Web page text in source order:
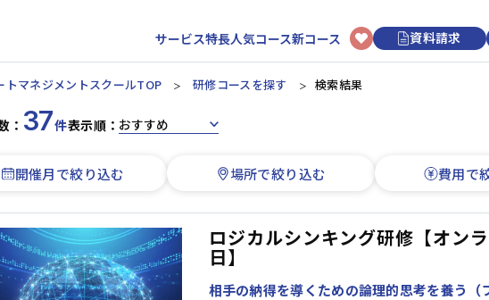
サービス特長人気コース新コース 資料請求
新入社員
階層別研修
ビジネスマナー研修
新入社員研修
若手社員
選択型研修
アセスメント研修
経営管理 組織運営 目標管理 人材育成
日程から選ぶ
カレンダーから研修を選ぶ
開催形式から選ぶ
オンライン開催
初めてのお客様へ
研修申し込みの流れ
研修効果UPのコツ
よくあるご質問
講師・トレーナーについて
オンライン研修
講師派遣
リクルートマネジメントソリューションズについて
トマネジメントスクールTOP 研修コースを探す 検索結果
： 37件表示順：
開催月で絞り込む 場所で絞り込む 費用で
ロジカルシンキング研修【オン
日】
相手の納得を導くための論理的思考を養う（